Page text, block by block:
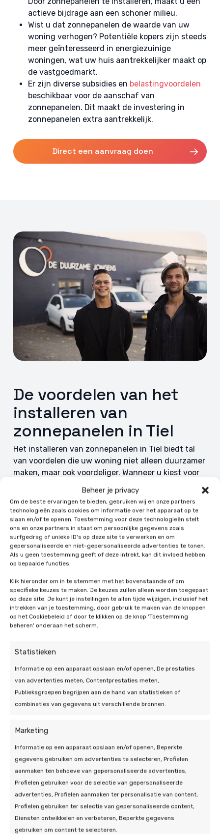
Beheer je privacy
Om de beste ervaringen te bieden, gebruiken wij en onze partners
technologieën zoals cookies om informatie over het apparaat op te
slaan en/of te openen. Toestemming voor deze technologieën stelt
ons en onze partners in staat om persoonlijke gegevens zoals
surfgedrag of unieke ID's op deze site te verwerken en om
gepersonaliseerde en niet-gepersonaliseerde advertenties te tonen.
Als u geen toestemming geeft of deze intrekt, kan dit invloed hebben
op bepaalde functies.
Klik hieronder om in te stemmen met het bovenstaande of om
specifieke keuzes te maken. Je keuzes zullen alleen worden toegepast
op deze site. Je kunt je instellingen te allen tijde wijzigen, inclusief het
intrekken van je toestemming, door gebruik te maken van de knoppen
op het Cookiebeleid of door te klikken op de knop 'Toestemming
beheren' onderaan het scherm.
Statistieken
Informatie op een apparaat opslaan en/of openen, De prestaties
van advertenties meten, Contentprestaties meten,
Publieksgroepen begrijpen aan de hand van statistieken of
combinaties van gegevens uit verschillende bronnen.
Marketing
Informatie op een apparaat opslaan en/of openen, Beperkte
gegevens gebruiken om advertenties te selecteren, Profielen
aanmaken ten behoeve van gepersonaliseerde advertenties,
Profielen gebruiken voor de selectie van gepersonaliseerde
advertenties, Profielen aanmaken ter personalisatie van content,
Profielen gebruiken ter selectie van gepersonaliseerde content,
Diensten ontwikkelen en verbeteren, Beperkte gegevens
gebruiken om content te selecteren.
actieve bijdrage aan een schoner milieu.
Wist u dat zonnepanelen de waarde van uw
woning verhogen? Potentiële kopers zijn steeds
meer geïnteresseerd in energiezuinige
woningen, wat uw huis aantrekkelijker maakt op
de vastgoedmarkt.
Er zijn diverse subsidies en belastingvoordelen
beschikbaar voor de aanschaf van
zonnepanelen. Dit maakt de investering in
zonnepanelen extra aantrekkelijk.
Direct een aanvraag doen
De voordelen van het
installeren van
zonnepanelen in Tiel
Het installeren van zonnepanelen in Tiel biedt tal
van voordelen die uw woning niet alleen duurzamer
maken, maar ook voordeliger. Wanneer u kiest voor
Zonnepanelen zorgen ervoor dat u minder
energie van de energiemaatschappij hoeft af te
nemen, wat resulteert in lagere maandlasten.
Bij De Duurzame Jongens helpen we u met een
gratis bespaarcheck om te berekenen hoeveel u
kunt besparen met zonnepanelen.
Zonne-energie is een schone en hernieuwbare
energiebron. Met zonnepanelen draagt u bij aan
een lagere CO2-uitstoot, wat goed is voor het
milieu en toekomstige generaties.
Woningen met zonnepanelen zijn steeds
zonnepanelen zijn vaak meer waard, wat u bij
Zonnepanelen zijn een langdurige investering.
Met een gemiddelde levensduur van meer dan
25 jaar, zult u de vruchten van uw investering
lange tijd kunnen plukken.
Een duurzame woning
met zonnepanelen in
Tiel